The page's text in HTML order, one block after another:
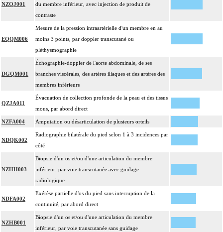
NZQJ001
du membre inférieur, avec injection de produit de
contraste
EQQM006
Mesure de la pression intraartérielle d'un membre en au
moins 3 points, par doppler transcutané ou
pléthysmographie
DGQM001
Échographie-doppler de l'aorte abdominale, de ses
branches viscérales, des artères iliaques et des artères des
membres inférieurs
QZJA011
Évacuation de collection profonde de la peau et des tissus
mous, par abord direct
NZFA004 Amputation ou désarticulation de plusieurs orteils
NDQK002
Radiographie bilatérale du pied selon 1 à 3 incidences par
côté
NZHH003
Biopsie d'un os et/ou d'une articulation du membre
inférieur, par voie transcutanée avec guidage
radiologique
NDFA002
Exérèse partielle d'os du pied sans interruption de la
continuité, par abord direct
NZHB001
Biopsie d'un os et/ou d'une articulation du membre
inférieur, par voie transcutanée sans guidage